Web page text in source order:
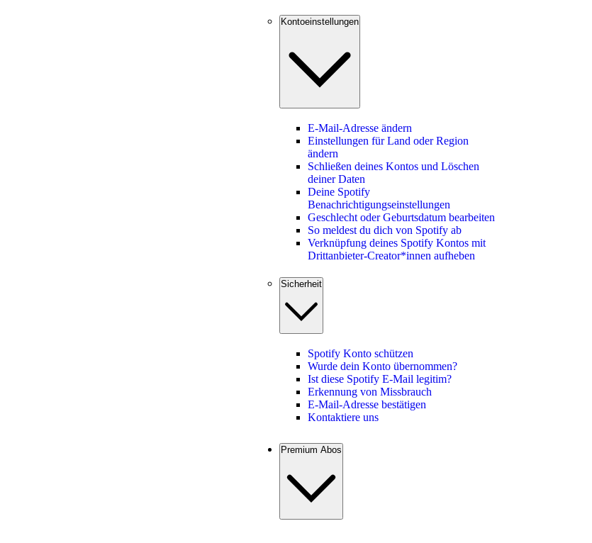
Kontoeinstellungen
E-Mail-Adresse ändern
Einstellungen für Land oder Region
ändern
Schließen deines Kontos und Löschen
deiner Daten
Deine Spotify
Benachrichtigungseinstellungen
Geschlecht oder Geburtsdatum bearbeiten
So meldest du dich von Spotify ab
Verknüpfung deines Spotify Kontos mit
Drittanbieter-Creator*innen aufheben
Sicherheit
Spotify Konto schützen
Wurde dein Konto übernommen?
Ist diese Spotify E-Mail legitim?
Erkennung von Missbrauch
E-Mail-Adresse bestätigen
Kontaktiere uns
Premium Abos